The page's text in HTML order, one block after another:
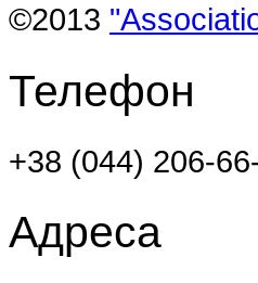
©2013
Телефон
+38 (044) 206-
Адреса